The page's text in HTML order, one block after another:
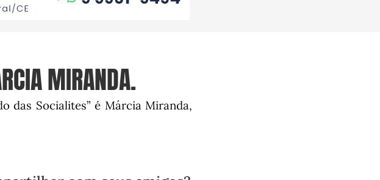
MIRANDA.
das Socialites” é Márcia Miranda,